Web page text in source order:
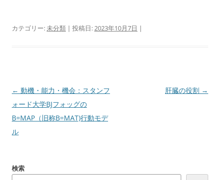
カテゴリー:未分類 | 投稿日:2023年10月7日 |
投
稿
ナ
ビ
シ
← 動機・能力・機会：スタンフ
ォード大学BJフォッグの
B=MAP（旧称B=MAT)行動モデ
ル
肝臓の役割 →
検索